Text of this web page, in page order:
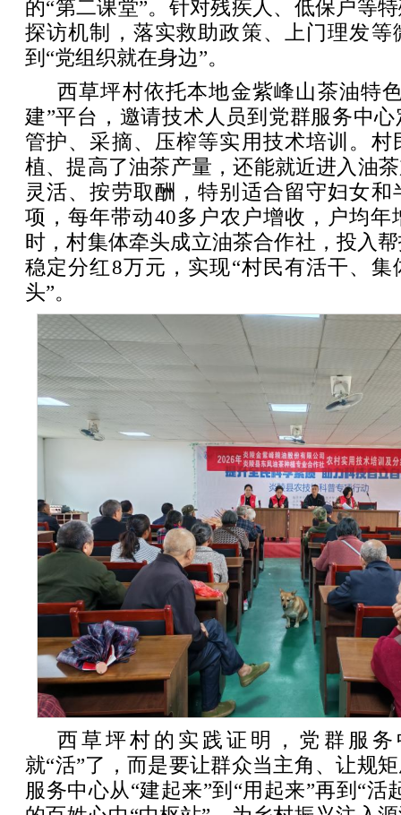
的“第二课堂”。针对残疾人、低保户等
探访机制，落实救助政策、上门理发等
到“党组织就在身边”。
西草坪村依托本地金紫峰山茶油特
建”平台，邀请技术人员到党群服务中
管护、采摘、压榨等实用技术培训。村
植、提高了油茶产量，还能就近进入油
灵活、按劳取酬，特别适合留守妇女
项，每年带动40多户农户增收，户均年
时，村集体牵头成立油茶合作社，投入
稳定分红8万元，实现“村民有活干、
头”。
西草坪村的实践证明，党群服
就“活”了，而是要让群众当主角、让规
服务中心从“建起来”到“用起来”再到“活